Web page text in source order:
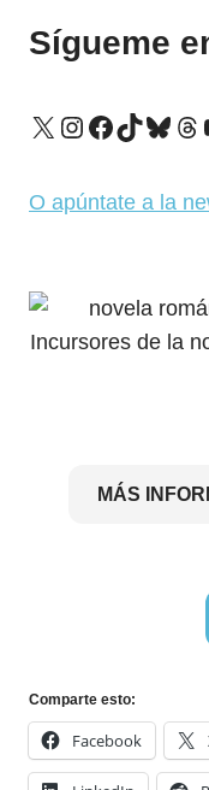
Sígueme
X Instagram
Facebook
TikTok
O apúntate a la
MÁS
Comparte esto:
Facebook